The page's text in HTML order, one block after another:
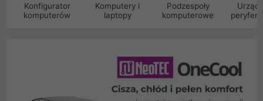
Konfigurator
komputerów
Komputery i
laptopy
Podzespoły
komputerowe